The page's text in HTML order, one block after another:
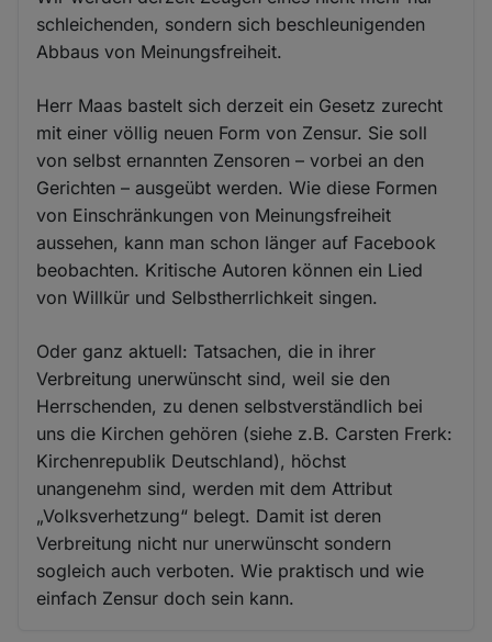
schleichenden, sondern sich beschleunigenden
Abbaus von Meinungsfreiheit.
Herr Maas bastelt sich derzeit ein Gesetz zurecht
mit einer völlig neuen Form von Zensur. Sie soll
von selbst ernannten Zensoren – vorbei an den
Gerichten – ausgeübt werden. Wie diese Formen
von Einschränkungen von Meinungsfreiheit
aussehen, kann man schon länger auf Facebook
beobachten. Kritische Autoren können ein Lied
von Willkür und Selbstherrlichkeit singen.
Oder ganz aktuell: Tatsachen, die in ihrer
Verbreitung unerwünscht sind, weil sie den
Herrschenden, zu denen selbstverständlich bei
uns die Kirchen gehören (siehe z.B. Carsten Frerk:
Kirchenrepublik Deutschland), höchst
unangenehm sind, werden mit dem Attribut
„Volksverhetzung“ belegt. Damit ist deren
Verbreitung nicht nur unerwünscht sondern
sogleich auch verboten. Wie praktisch und wie
einfach Zensur doch sein kann.